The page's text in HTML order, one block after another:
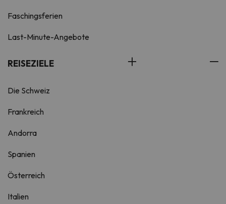
Faschingsferien
Last-Minute-Angebote
REISEZIELE
Die Schweiz
Frankreich
Andorra
Spanien
Österreich
Italien